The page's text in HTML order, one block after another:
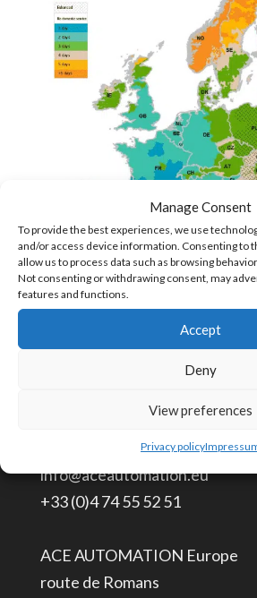
Manage Consent
To provide the best experiences, we use
and/or access device information. Consenting to
allow us to process data such as browsing
Not consenting or withdrawing consent, may
features and functions.
Accept
Deny
View preferences
Privacy policy
CONTACTEZ-NOUS
info@aceautomation.eu
+33 (0)4 74 55 52 51
ACE AUTOMATION Europe
route de Romans